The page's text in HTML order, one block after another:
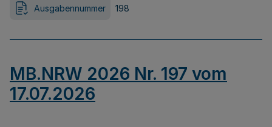
Ausgabennummer 198
MB.NRW 2026 Nr. 197 vom
17.07.2026